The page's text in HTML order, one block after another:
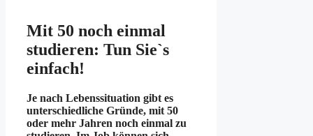
Mit 50 noch einmal
studieren: Tun Sie`s
einfach!
Je nach Lebenssituation gibt es
unterschiedliche Gründe, mit 50
oder mehr Jahren noch einmal zu